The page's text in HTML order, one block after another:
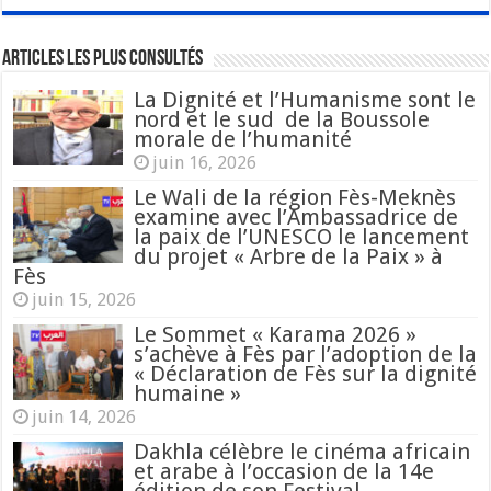
Articles les plus consultés
La Dignité et l’Humanisme sont le
nord et le sud de la Boussole
morale de l’humanité
juin 16, 2026
Le Wali de la région Fès-Meknès
examine avec l’Ambassadrice de
la paix de l’UNESCO le lancement
du projet « Arbre de la Paix » à
Fès
juin 15, 2026
Le Sommet « Karama 2026 »
s’achève à Fès par l’adoption de la
« Déclaration de Fès sur la dignité
humaine »
juin 14, 2026
Dakhla célèbre le cinéma africain
et arabe à l’occasion de la 14e